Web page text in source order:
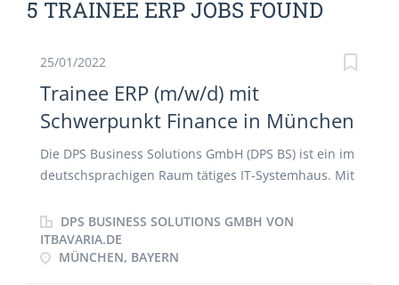
5 TRAINEE ERP JOBS FOUND
25/01/2022
Trainee ERP (m/w/d) mit
Schwerpunkt Finance in München
Die DPS Business Solutions GmbH (DPS BS) ist ein im
deutschsprachigen Raum tätiges IT-Systemhaus. Mit
Jahren mittelständische Unternehmen und sind der
größte Business Partner des renommierten
Softwareherstellers Sage GmbH. Zur Verstärkung
DPS BUSINESS SOLUTIONS GMBH VON
ITBAVARIA.DE
MÜNCHEN, BAYERN